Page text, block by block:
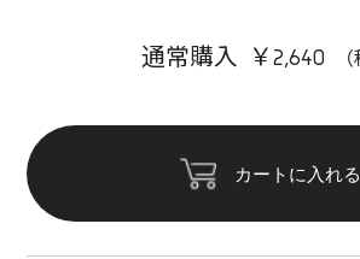
通常購入 ￥2,640
カートに入れる